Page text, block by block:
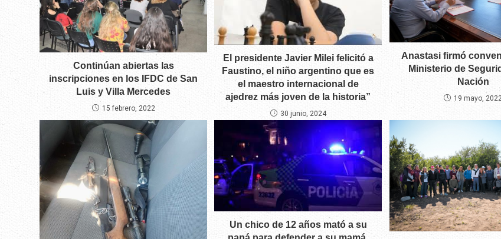
Continúan abiertas las
inscripciones en los IFDC de San
Luis y Villa Mercedes
15 febrero, 2022
El presidente Javier Milei felicitó a
Faustino, el niño argentino que es
el maestro internacional de
ajedrez más joven de la historia”
30 junio, 2024
Anastasi firmó
Ministerio de
Nación
19 mayo, 2022
Un chico de 12 años mató a su